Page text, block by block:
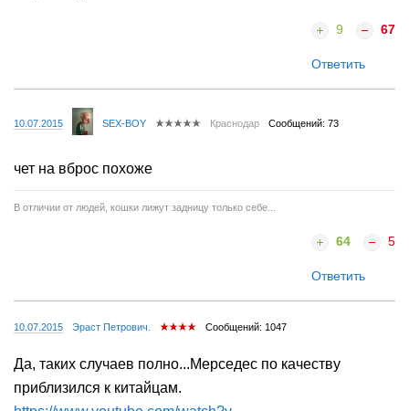
9 67
Ответить
10.07.2015 SEX-BOY Краснодар Сообщений: 73
чет на вброс похоже
В отличии от людей, кошки лижут задницу только себе...
64 5
Ответить
10.07.2015 Эраст Петрович. Сообщений: 1047
Да, таких случаев полно...Мерседес по качеству
приблизился к китайцам.